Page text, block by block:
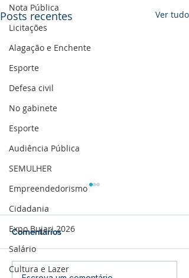
Nota Pública
Licitações
Alagação e Enchente
Esporte
Defesa civil
No gabinete
Esporte
Audiência Pública
SEMULHER
Empreendedorismo
Cidadania
Expo Bujari 2026
Salário
Cultura e Lazer
Posts recentes Ver tudo
Comentários